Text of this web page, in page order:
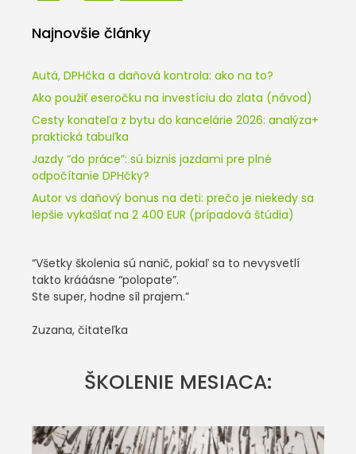
Najnovšie články
Autá, DPHčka a daňová kontrola: ako na to?
Ako použiť eseročku na investíciu do zlata (návod)
Cesty konateľa z bytu do kancelárie 2026: analýza+
praktická tabuľka
Jazdy “do práce”: sú biznis jazdami pre plné
odpočítanie DPHčky?
Autor vs daňový bonus na deti: prečo je niekedy sa
lepšie vykašlať na 2 400 EUR (prípadová štúdia)
“Všetky školenia sú nanič, pokiaľ sa to nevysvetlí
takto krááásne “polopate”.
Ste super, hodne síl prajem.”
Zuzana, čitateľka
ŠKOLENIE MESIACA: